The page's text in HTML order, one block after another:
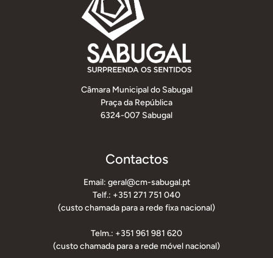
Câmara Municipal do Sabugal
Praça da República
6324-007 Sabugal
Contactos
Email: geral@cm-sabugal.pt
Telf.: +351 271 751 040
(custo chamada para a rede fixa nacional)
Telm.: +351 961 981 620
(custo chamada para a rede móvel nacional)